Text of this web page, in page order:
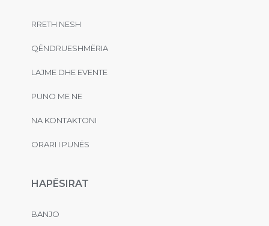
RRETH NESH
QËNDRUESHMËRIA
LAJME DHE EVENTE
PUNO ME NE
NA KONTAKTONI
ORARI I PUNËS
HAPËSIRAT
BANJO